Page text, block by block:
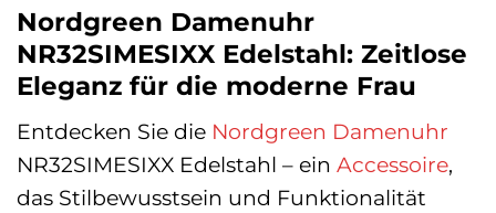
Nordgreen Damenuhr
NR32SIMESIXX Edelstahl: Zeitlose
Eleganz für die moderne Frau
Entdecken Sie die Nordgreen Damenuhr
NR32SIMESIXX Edelstahl – ein Accessoire,
das Stilbewusstsein und Funktionalität